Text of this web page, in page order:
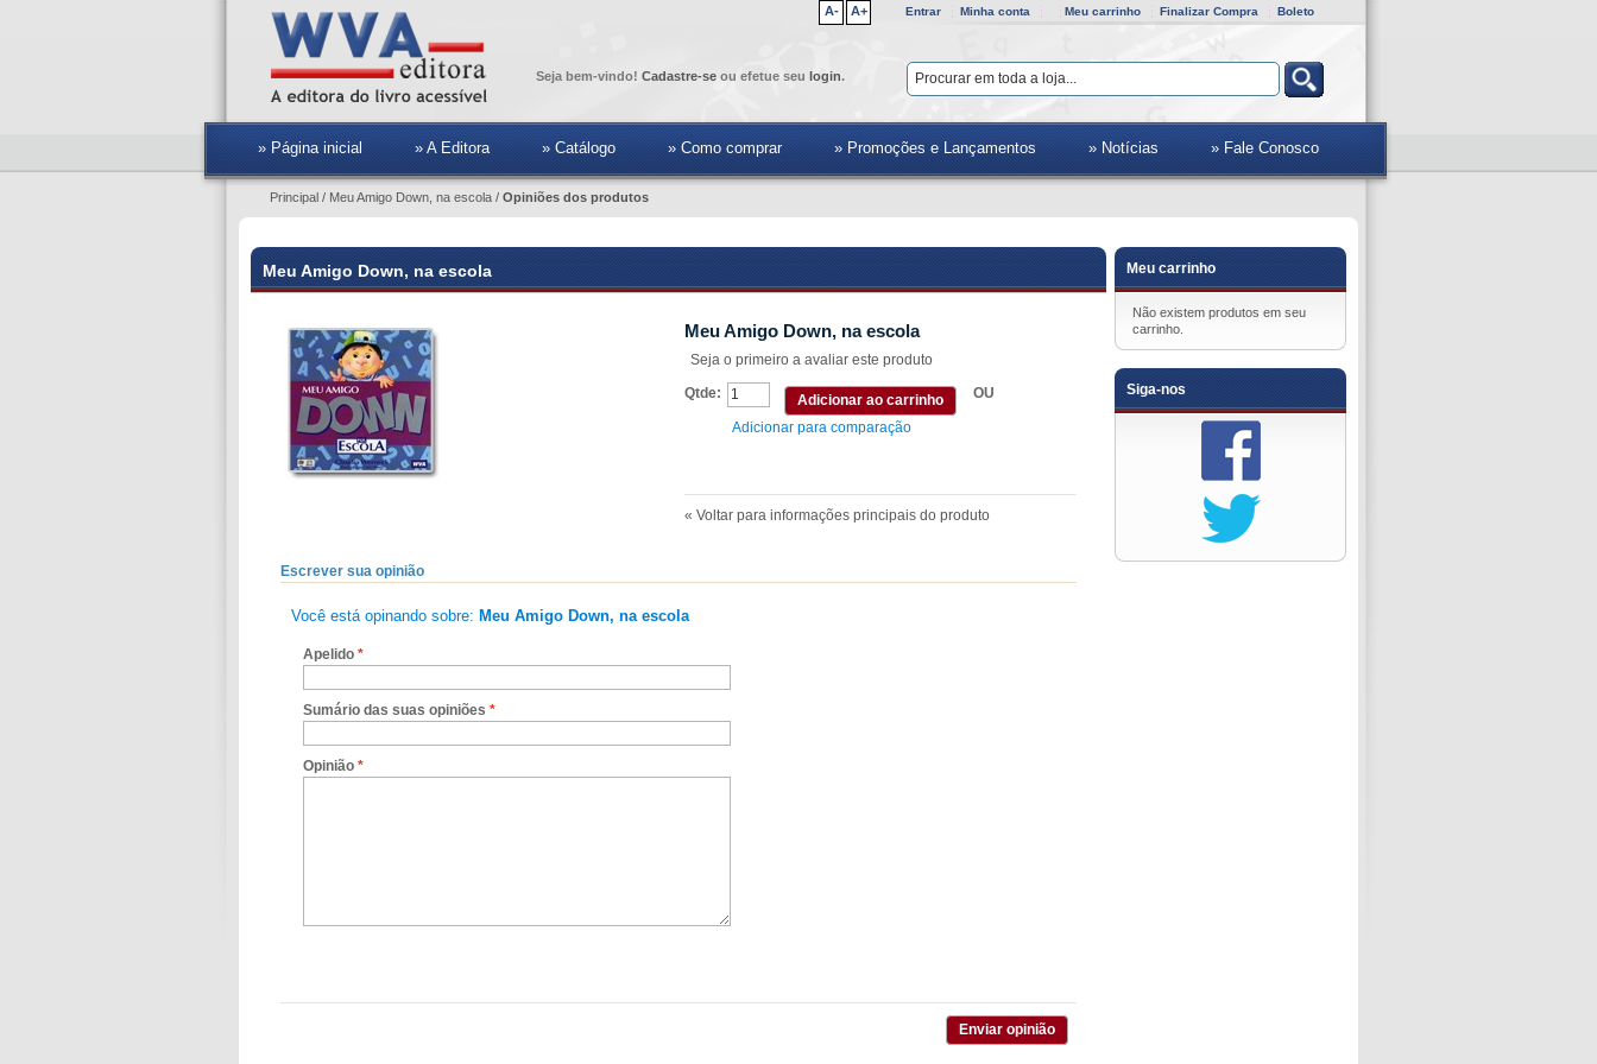
A- A+ Entrar Minha conta Meu carrinho Finalizar Compra Boleto
Seja bem-vindo! Cadastre-se ou efetue seu login.
» Página inicial » A Editora » Catálogo » Como comprar » Promoções e Lançamentos » Notícias » Fale Conosco
Principal / Meu Amigo Down, na escola / Opiniões dos produtos
Meu Amigo Down, na escola
Meu Amigo Down, na escola
Seja o primeiro a avaliar este produto
Qtde:
Adicionar ao carrinho OU
Adicionar para comparação
« Voltar para informações principais do produto
Escrever sua opinião
Você está opinando sobre: Meu Amigo Down, na escola
*
Apelido
*
Sumário das suas opiniões
*
Opinião
Enviar opinião
Meu carrinho
Não existem produtos em seu
carrinho.
Siga-nos